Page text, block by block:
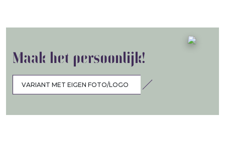
Maak het persoonlijk!
VARIANT MET EIGEN FOTO/LOGO